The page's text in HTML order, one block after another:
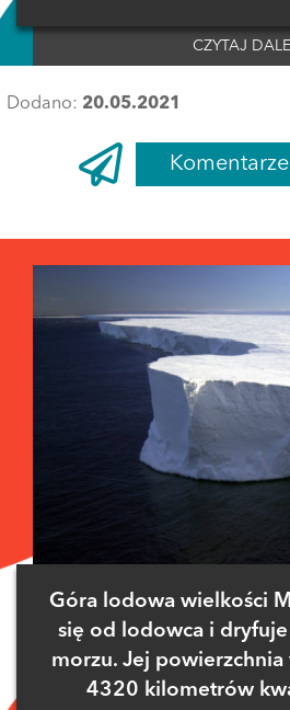
CZYTAJ
Dodano: 20.05.2021
Komentarze
Góra lodowa wielkości
się od lodowca i
morzu. Jej
4320 kilometrów